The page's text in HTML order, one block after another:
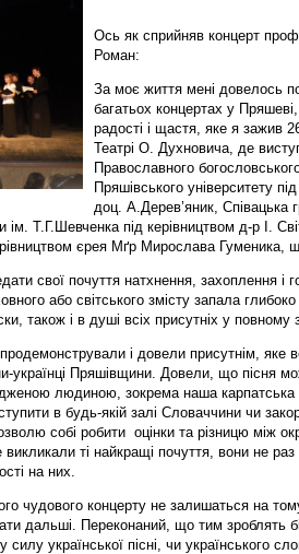
Ось як сприйняв концерт
Роман:
За моє життя мені довелось
багатьох концертах у
радості і щастя, яке я зажив
Театрі О. Духновича, де
Православного
Пряшівського університету
доц. А.Дерев’яник, Співацька
ім. Т.Г.Шевченка під керівництвом д-р І.
єрея Мґр Мирослава
свої почуття натхнення, захоплення і
або світського змісту запала
також і в душі всіх присутніх у повному
і довели присутнім, яке
українці Пряшівщини. Довели, що пісня
людиною, зокрема наша карпатська
в будь-якій залі Словаччини чи
собі робити оцінки та різницю між
ті найкращі почуття, вони не
на них.
чудового концерту не залишаться на
дальші. Переконаний, що тим зроблять
силу української пісні, чи українського